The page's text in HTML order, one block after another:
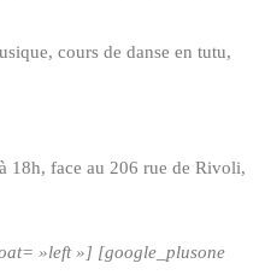
cours de danse en tutu,
18h, face au 206 rue de Rivoli,
»left »] [google_plusone